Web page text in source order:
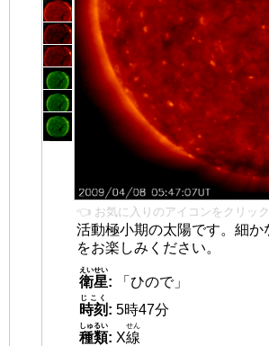
👈 お気に入りのアイコンをクリック
活動極小期の太陽です。細か
をお楽しみください。
衛星
えいせい
:
「ひので」
時刻
じこく
: 5時47分
種類
しゅるい
: X線
せん